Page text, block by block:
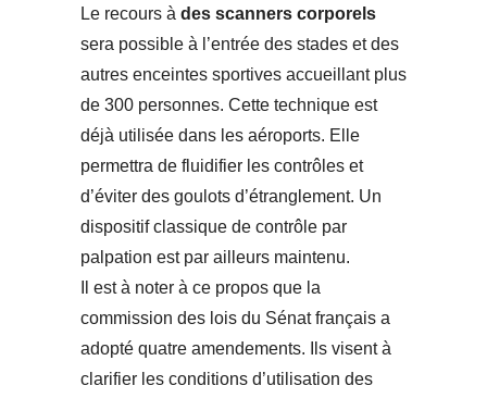
Le recours à des scanners corporels
sera possible à l’entrée des stades et des
autres enceintes sportives accueillant plus
de 300 personnes. Cette technique est
déjà utilisée dans les aéroports. Elle
permettra de fluidifier les contrôles et
d’éviter des goulots d’étranglement. Un
dispositif classique de contrôle par
palpation est par ailleurs maintenu.
Il est à noter à ce propos que la
commission des lois du Sénat français a
adopté quatre amendements. Ils visent à
clarifier les conditions d’utilisation des